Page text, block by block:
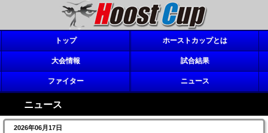
トップ ホーストカップとは
大会情報 試合結果
ファイター ニュース
ニュース
2026年06月17日